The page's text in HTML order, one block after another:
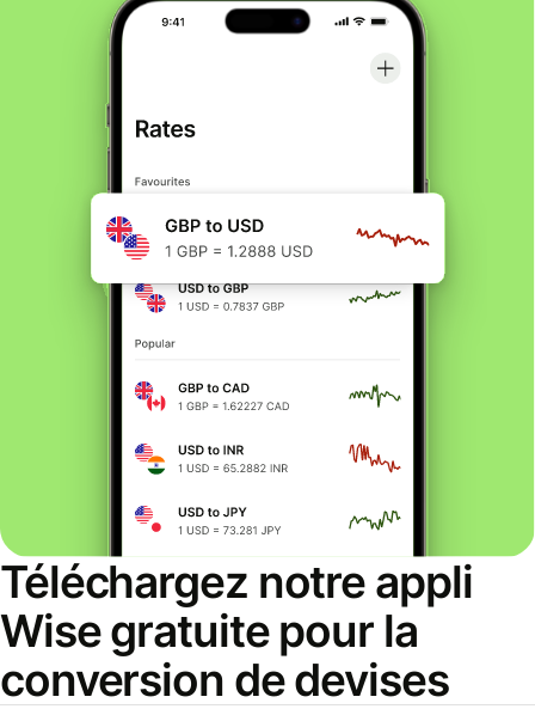
Téléchargez notre appli
Wise gratuite pour la
conversion de devises